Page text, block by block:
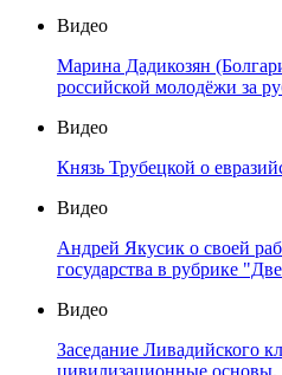
Видео
Марина Дадикозян
российской молодёжи за
Видео
Князь Трубецкой о
Видео
Андрей Якусик о своей
государства в рубрике
Видео
Заседание Ливадийского